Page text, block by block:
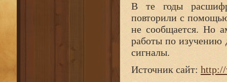
В те годы
повторили с
не сообщается. Но
работы по изучению
сигналы.
Источник сайт: